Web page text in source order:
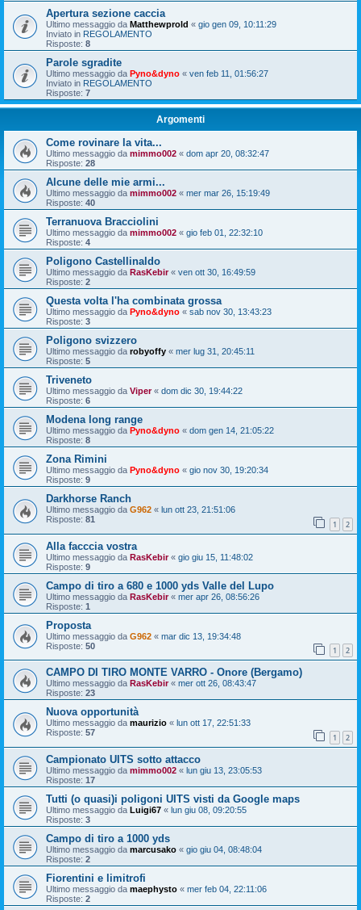
Apertura sezione caccia
Ultimo messaggio da Matthewprold « gio gen 09, 10:11:29
Inviato in REGOLAMENTO
Risposte: 8
Parole sgradite
Ultimo messaggio da Pyno&dyno « ven feb 11, 01:56:27
Inviato in REGOLAMENTO
Risposte: 7
Argomenti
Come rovinare la vita...
Ultimo messaggio da mimmo002 « dom apr 20, 08:32:47
Risposte: 28
Alcune delle mie armi...
Ultimo messaggio da mimmo002 « mer mar 26, 15:19:49
Risposte: 40
Terranuova Bracciolini
Ultimo messaggio da mimmo002 « gio feb 01, 22:32:10
Risposte: 4
Poligono Castellinaldo
Ultimo messaggio da RasKebir« ven ott 30, 16:49:59
Risposte: 2
Questa volta l'ha combinata grossa
Ultimo messaggio da Pyno&dyno « sab nov 30, 13:43:23
Risposte: 3
Poligono svizzero
Ultimo messaggio da robyoffy « mer lug 31, 20:45:11
Risposte: 5
Triveneto
Ultimo messaggio da Viper« dom dic 30, 19:44:22
Risposte: 6
Modena long range
Ultimo messaggio da Pyno&dyno « dom gen 14, 21:05:22
Risposte: 8
Zona Rimini
Ultimo messaggio da Pyno&dyno « gio nov 30, 19:20:34
Risposte: 9
Darkhorse Ranch
Ultimo messaggio da G962 « lun ott 23, 21:51:06
Risposte: 81 1 2
Alla facccia vostra
Ultimo messaggio da RasKebir« gio giu 15, 11:48:02
Risposte: 9
Campo di tiro a 680 e 1000 yds Valle del Lupo
Ultimo messaggio da RasKebir« mer apr 26, 08:56:26
Risposte: 1
Proposta
Ultimo messaggio da G962 « mar dic 13, 19:34:48
Risposte: 50 1 2
CAMPO DI TIRO MONTE VARRO - Onore (Bergamo)
Ultimo messaggio da RasKebir« mer ott 26, 08:43:47
Risposte: 23
Nuova opportunità
Ultimo messaggio da maurizio « lun ott 17, 22:51:33
Risposte: 57 1 2
Campionato UITS sotto attacco
Ultimo messaggio da mimmo002 « lun giu 13, 23:05:53
Risposte: 17
Tutti (o quasi)i poligoni UITS visti da Google maps
Ultimo messaggio da Luigi67 « lun giu 08, 09:20:55
Risposte: 3
Campo di tiro a 1000 yds
Ultimo messaggio da marcusako « gio giu 04, 08:48:04
Risposte: 2
Fiorentini e limitrofi
Ultimo messaggio da maephysto « mer feb 04, 22:11:06
Risposte: 2